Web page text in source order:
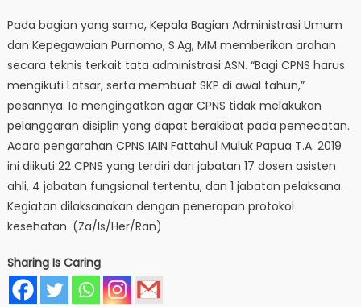
Pada bagian yang sama, Kepala Bagian Administrasi Umum
dan Kepegawaian Purnomo, S.Ag, MM memberikan arahan
secara teknis terkait tata administrasi ASN. “Bagi CPNS harus
mengikuti Latsar, serta membuat SKP di awal tahun,”
pesannya. Ia mengingatkan agar CPNS tidak melakukan
pelanggaran disiplin yang dapat berakibat pada pemecatan.
Acara pengarahan CPNS IAIN Fattahul Muluk Papua T.A. 2019
ini diikuti 22 CPNS yang terdiri dari jabatan 17 dosen asisten
ahli, 4 jabatan fungsional tertentu, dan 1 jabatan pelaksana.
Kegiatan dilaksanakan dengan penerapan protokol
kesehatan. (Za/Is/Her/Ran)
Sharing Is Caring